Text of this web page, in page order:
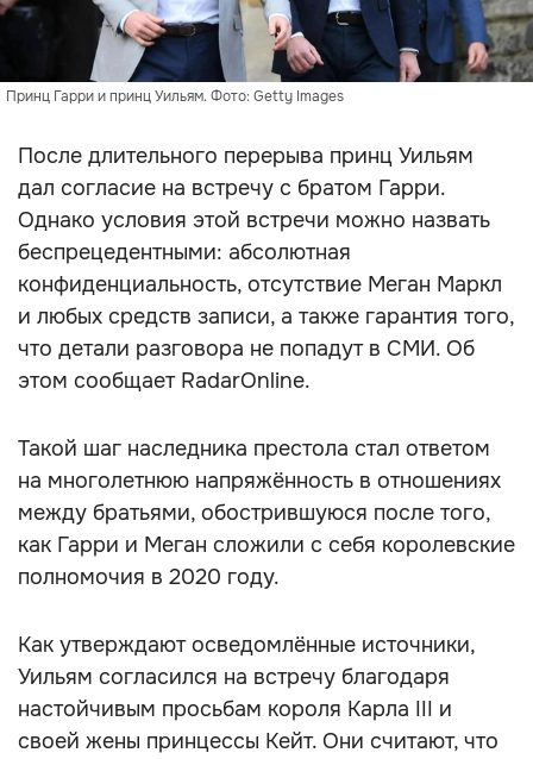
Принц Гарри и принц Уильям. Фото: Getty Images
После длительного перерыва принц Уильям
дал согласие на встречу с братом Гарри.
Однако условия этой встречи можно назвать
беспрецедентными: абсолютная
конфиденциальность, отсутствие Меган Маркл
и любых средств записи, а также гарантия того,
что детали разговора не попадут в СМИ. Об
этом сообщает RadarOnline.
Такой шаг наследника престола стал ответом
на многолетнюю напряжённость в отношениях
между братьями, обострившуюся после того,
как Гарри и Меган сложили с себя королевские
полномочия в 2020 году.
Как утверждают осведомлённые источники,
Уильям согласился на встречу благодаря
настойчивым просьбам короля Карла III и
своей жены принцессы Кейт. Они считают, что